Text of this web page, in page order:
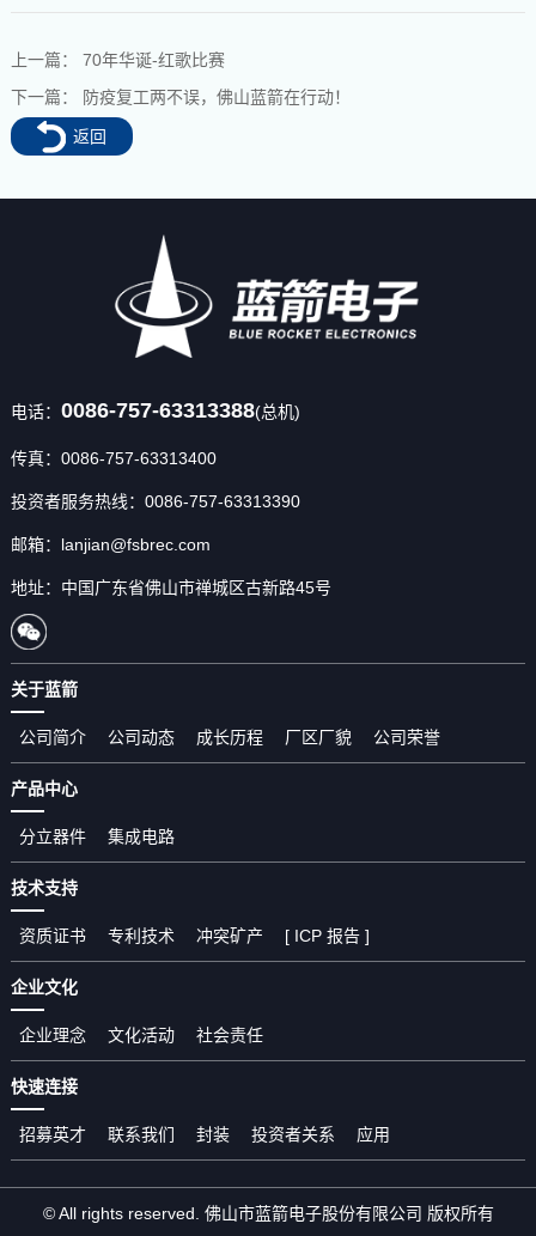
上一篇：
70年华诞-红歌比赛
下一篇：
防疫复工两不误，佛山蓝箭在行动！
返回
电话： 0086-757-63313388(总机)
传真：0086-757-63313400
投资者服务热线：0086-757-63313390
邮箱：lanjian@fsbrec.com
地址：中国广东省佛山市禅城区古新路45号
关于蓝箭
公司简介 公司动态 成长历程 厂区厂貌 公司荣誉
产品中心
分立器件 集成电路
技术支持
资质证书 专利技术 冲突矿产 [ ICP 报告 ]
企业文化
企业理念 文化活动 社会责任
快速连接
招募英才 联系我们 封装 投资者关系 应用
© All rights reserved. 佛山市蓝箭电子股份有限公司 版权所有